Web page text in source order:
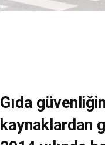
Gıda
kaynaklardan